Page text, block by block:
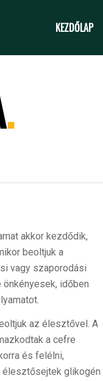
KEZDŐLAP
.
akkor kezdődik,
beoltjuk a
vagy szaporodási
időben
az élesztővel. A
a cefre
és felélni,
élesztősejtek glikogén